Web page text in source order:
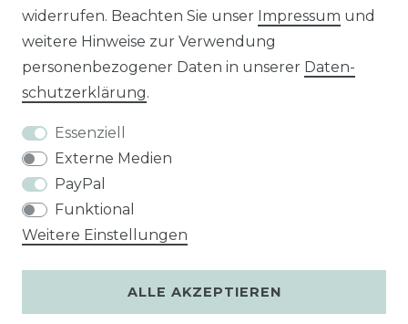
Unsere Zahlungsarten
widerrufen. Beachten Sie unser Impressum und
weitere Hinweise zur Verwendung
personenbezogener Daten in unserer Daten­
schutz­erklärung.
Essenziell
Externe Medien
PayPal
Funktional
Weitere Einstellungen
ALLE AKZEPTIEREN